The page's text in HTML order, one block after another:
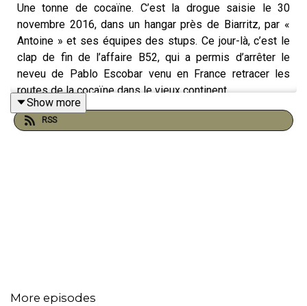
Une tonne de cocaïne. C’est la drogue saisie le 30
novembre 2016, dans un hangar près de Biarritz, par «
Antoine » et ses équipes des stups. Ce jour-là, c’est le
clap de fin de l’affaire B52, qui a permis d’arrêter le
neveu de Pablo Escobar venu en France retracer les
routes de la cocaïne dans le vieux continent.
Dans cette nouvelle série de podcast documentaire, «
Antoine » - son nom a été modifié pour des questions de
L’Affaire B52 est un podcast de Paradiso Media, écrit et
Show more
RSS
More episodes